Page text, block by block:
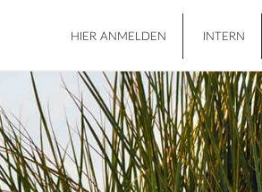
HIER ANMELDEN INTERN